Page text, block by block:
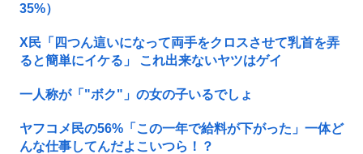
35%）
X民「四つん這いになって両手をクロスさせて乳首を弄
ると簡単にイケる」 これ出来ないヤツはゲイ
一人称が「"ボク"」の女の子いるでしょ
ヤフコメ民の56%「この一年で給料が下がった」一体ど
んな仕事してんだよこいつら！？